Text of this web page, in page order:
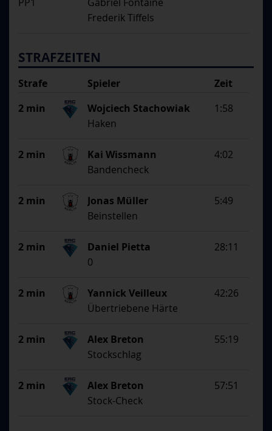
Frederik Tiffels
STRAFZEITEN
Strafe Zeit
Spieler
Begründung
2 min 1:58
Wojciech Stachowiak
Haken
2 min 4:02
Kai Wissmann
Bandencheck
2 min 5:49
Jonas Müller
Beinstellen
2 min 28:11
Daniel Pietta
0
2 min 42:26
Yannick Veilleux
Übertriebene Härte
2 min 55:19
Alex Breton
Stockschlag
2 min 57:51
Alex Breton
Stock-Check